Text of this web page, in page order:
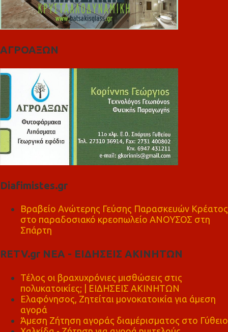
ΑΓΡΟΑΞΩΝ
Diafimistes.gr
Βραβείο Ανώτερης Γεύσης Παρασκευών Κρέατος
στο παραδοσιακό κρεοπωλείο ΑΝΟΥΣΟΣ στη
Σπάρτη
RETV.gr ΝΕΑ - ΕΙΔΗΣΕΙΣ ΑΚΙΝΗΤΩΝ
Τέλος οι βραχυχρόνιες μισθώσεις στις
πολυκατοικίες; | ΕΙΔΗΣΕΙΣ ΑΚΙΝΗΤΩΝ
Ελαφόνησος, Ζητείται μονοκατοικία για άμεση
αγορά
Άμεση Ζήτηση αγοράς διαμέρισματος στο Γύθειο